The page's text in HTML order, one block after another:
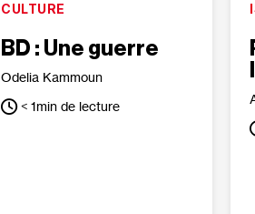
CULTURE
BD : Une guerre
Odelia Kammoun
< 1min de lecture